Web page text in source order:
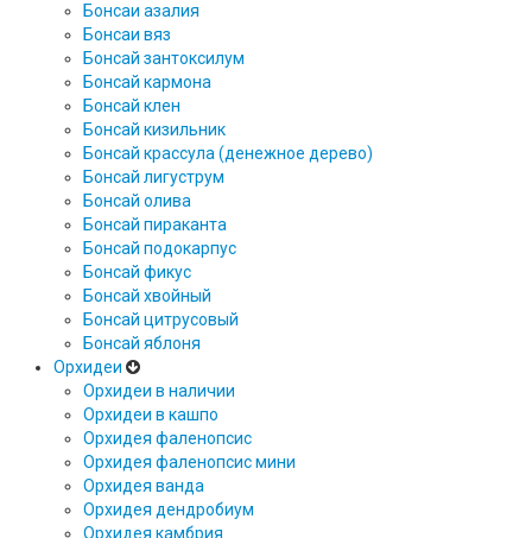
Бонсаи азалия
Бонсаи вяз
Бонсай зантоксилум
Бонсай кармона
Бонсай клен
Бонсай кизильник
Бонсай крассула (денежное дерево)
Бонсай лигуструм
Бонсай олива
Бонсай пираканта
Бонсай подокарпус
Бонсай фикус
Бонсай хвойный
Бонсай цитрусовый
Бонсай яблоня
Орхидеи
Орхидеи в наличии
Орхидеи в кашпо
Орхидея фаленопсис
Орхидея фаленопсис мини
Орхидея ванда
Орхидея дендробиум
Орхидея камбрия